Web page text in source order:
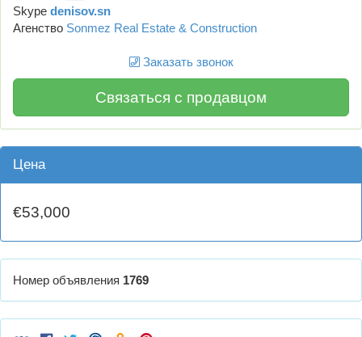
Skype denisov.sn
Агенство Sonmez Real Estate & Construction
Заказать звонок
Связаться с продавцом
Цена
€53,000
Номер объявления 1769